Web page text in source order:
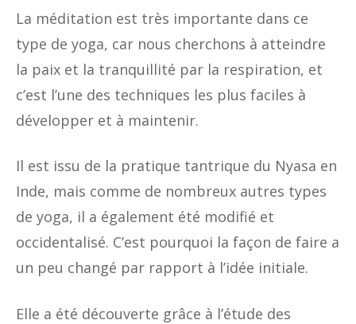
La méditation est très importante dans ce
type de yoga, car nous cherchons à atteindre
la paix et la tranquillité par la respiration, et
c’est l’une des techniques les plus faciles à
développer et à maintenir.
Il est issu de la pratique tantrique du Nyasa en
Inde, mais comme de nombreux autres types
de yoga, il a également été modifié et
occidentalisé. C’est pourquoi la façon de faire a
un peu changé par rapport à l’idée initiale.
Elle a été découverte grâce à l’étude des